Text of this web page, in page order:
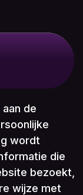
de
wordt
die
bezoekt,
wijze met